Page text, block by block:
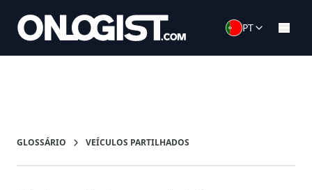
PT
GLOSSÁRIO VEÍCULOS PARTILHADOS